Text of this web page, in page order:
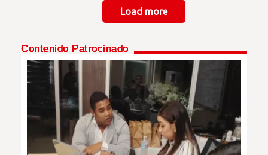
Load more
Contenido Patrocinado